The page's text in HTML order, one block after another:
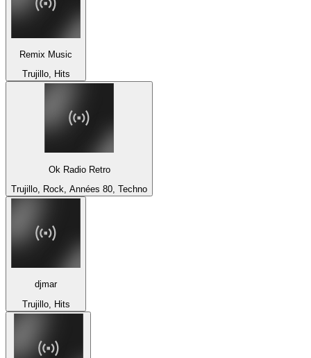
Remix Music
Trujillo, Hits
Ok Radio Retro
Trujillo, Rock, Années 80, Techno
djmar
Trujillo, Hits